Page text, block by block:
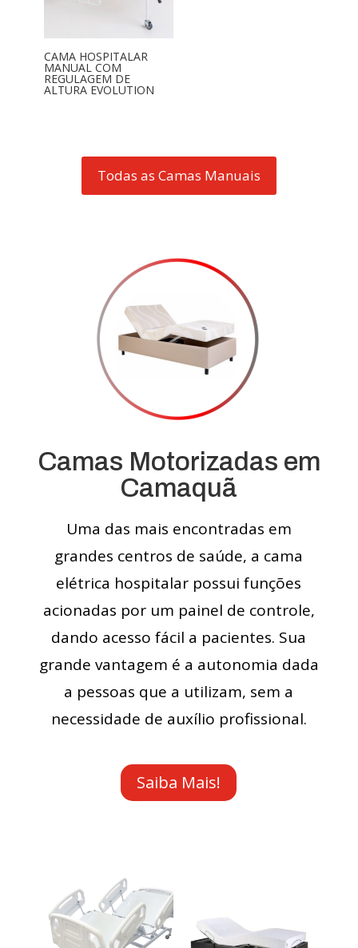
CAMA HOSPITALAR
MANUAL COM
REGULAGEM DE
ALTURA EVOLUTION
Todas as Camas Manuais
Camas Motorizadas em
Camaquã
Uma das mais encontradas em
grandes centros de saúde, a cama
elétrica hospitalar possui funções
acionadas por um painel de controle,
dando acesso fácil a pacientes. Sua
grande vantagem é a autonomia dada
a pessoas que a utilizam, sem a
necessidade de auxílio profissional.
Saiba Mais!